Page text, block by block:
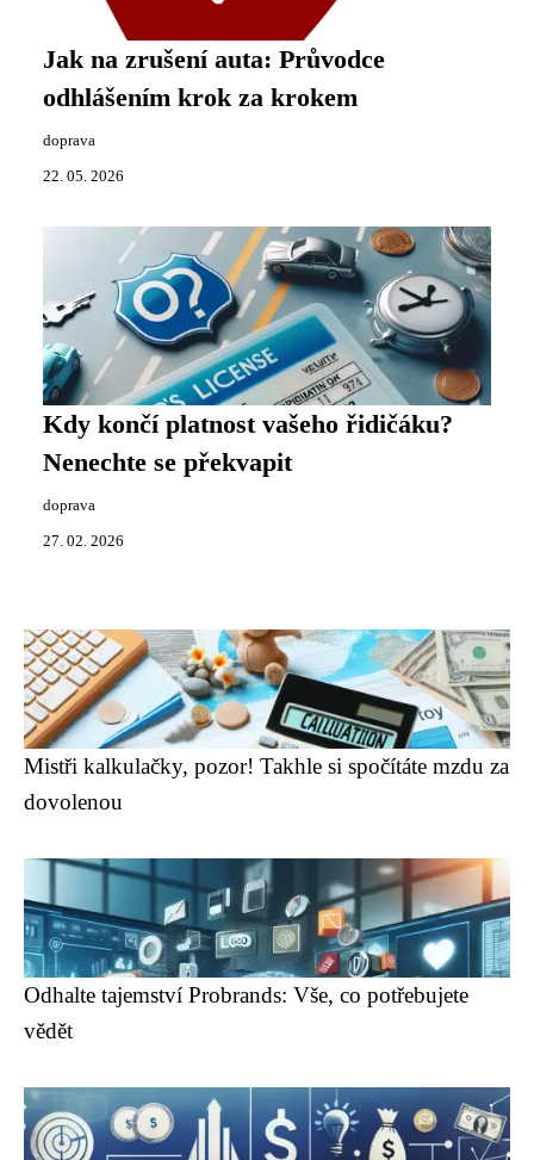
Jak na zrušení auta: Průvodce
odhlášením krok za krokem
doprava
22. 05. 2026
Kdy končí platnost vašeho řidičáku?
Nenechte se překvapit
doprava
27. 02. 2026
Mistři kalkulačky, pozor! Takhle si spočítáte mzdu za
dovolenou
Odhalte tajemství Probrands: Vše, co potřebujete
vědět